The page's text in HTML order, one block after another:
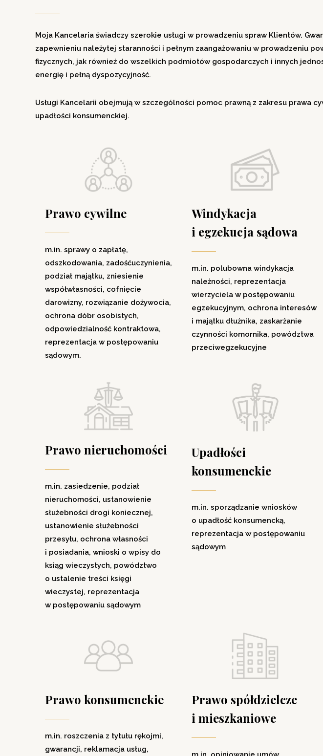
Moja Kancelaria świadczy szerokie usługi w prowadzeniu spraw Klientów.
zapewnieniu należytej staranności i pełnym zaangażowaniu w prowadzeniu
fizycznych, jak również do wszelkich podmiotów gospodarczych i innych
energię i pełną dyspozycyjność.
Usługi Kancelarii obejmują w szczególności pomoc prawną z zakresu prawa
upadłości konsumenckiej.
Prawo cywilne
m.in. sprawy o zapłatę,
odszkodowania, zadośćuczynienia,
podział majątku, zniesienie
współwłasności, cofnięcie
darowizny, rozwiązanie dożywocia,
ochrona dóbr osobistych,
odpowiedzialność kontraktowa,
reprezentacja w postępowaniu
sądowym.
Windykacja
i egzekucja sądowa
m.in. polubowna windykacja
należności, reprezentacja
wierzyciela w postępowaniu
egzekucyjnym, ochrona interesów
i majątku dłużnika, zaskarżanie
czynności komornika, powództwa
przeciwegzekucyjne
Prawo nieruchomości
m.in. zasiedzenie, podział
nieruchomości, ustanowienie
służebności drogi koniecznej,
ustanowienie służebności
przesyłu, ochrona własności
i posiadania, wnioski o wpisy do
ksiąg wieczystych, powództwo
o ustalenie treści księgi
wieczystej, reprezentacja
w postępowaniu sądowym
Upadłości
konsumenckie
m.in. sporządzanie wniosków
o upadłość konsumencką,
reprezentacja w postępowaniu
sądowym
Prawo konsumenckie
m.in. roszczenia z tytułu rękojmi,
gwarancji, reklamacja usług,
Prawo spółdzielcze
i mieszkaniowe